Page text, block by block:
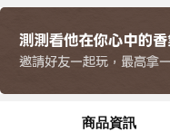
商品資訊